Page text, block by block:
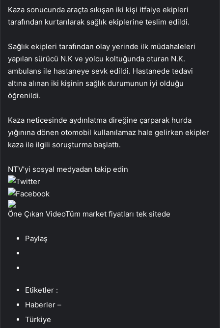
Kaza sonucunda araçta sıkışan iki kişi itfaiye ekipleri
tarafından kurtarılarak sağlık ekiplerine teslim edildi.
Sağlık ekipleri tarafından olay yerinde ilk müdahaleleri
yapılan sürücü N.K ve yolcu koltuğunda oturan N.K.
ambulans ile hastaneye sevk edildi. Hastanede tedavi
altına alınan iki kişinin sağlık durumunun iyi olduğu
öğrenildi.
Kaza neticesinde aydınlatma direğine çarparak hurda
yığınına dönen otomobil kullanılamaz hale gelirken ekipler
kaza ile ilgili soruşturma başlattı.
NTV’yi sosyal medyadan takip edin
Öne Çıkan VideoTüm market fiyatları tek sitede
Paylaş
Etiketler :
Haberler –
Türkiye